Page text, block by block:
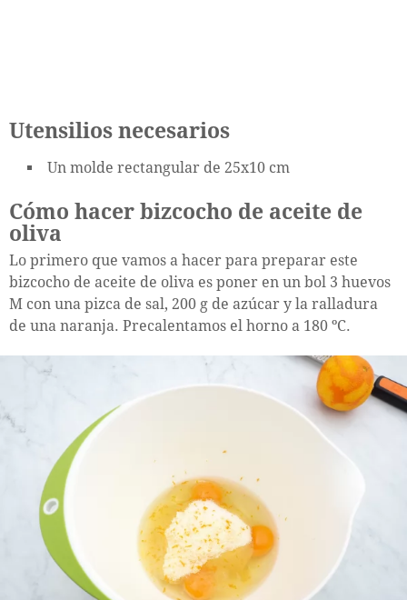
Utensilios necesarios
Un molde rectangular de 25x10 cm
Cómo hacer bizcocho de aceite de
oliva
Lo primero que vamos a hacer para preparar este
bizcocho de aceite de oliva es poner en un bol 3 huevos
M con una pizca de sal, 200 g de azúcar y la ralladura
de una naranja. Precalentamos el horno a 180 ºC.